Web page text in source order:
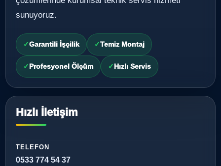
sunuyoruz.
Garantili İşçilik Temiz Montaj
Profesyonel Ölçüm Hızlı Servis
Hızlı İletişim
TELEFON
0533 774 54 37